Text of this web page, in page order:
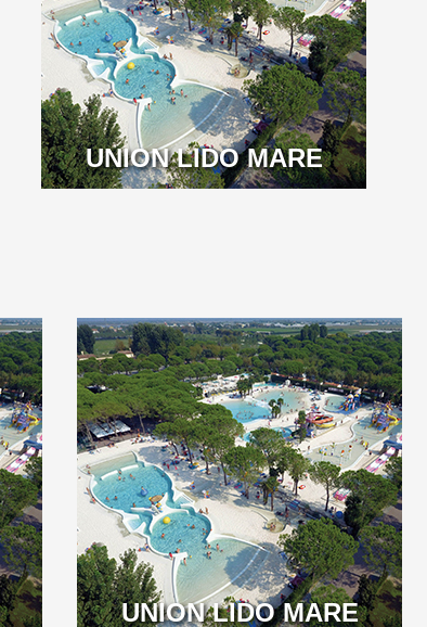
UNION LIDO MARE
UNION LIDO MARE